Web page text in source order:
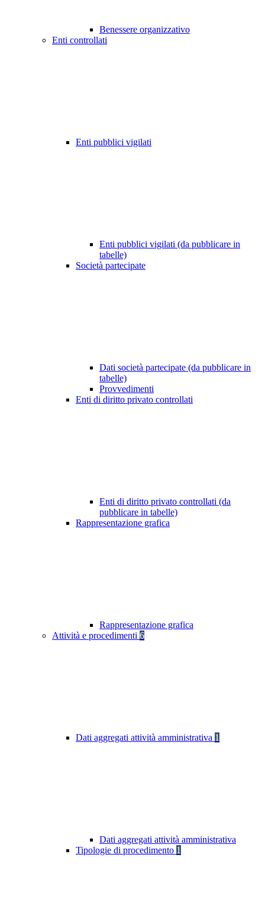
Benessere organizzativo
Enti controllati
Enti pubblici vigilati
Enti pubblici vigilati (da pubblicare in
tabelle)
Società partecipate
Dati società partecipate (da pubblicare in
tabelle)
Provvedimenti
Enti di diritto privato controllati
Enti di diritto privato controllati (da
pubblicare in tabelle)
Rappresentazione grafica
Rappresentazione grafica
Attività e procedimenti 6
Dati aggregati attività amministrativa 1
Dati aggregati attività amministrativa
Tipologie di procedimento 1